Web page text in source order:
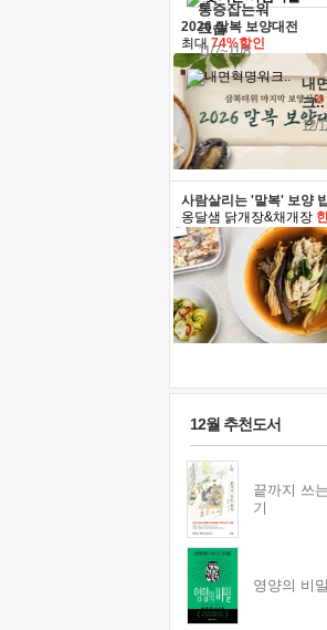
통증잡는워
크숍
11/7~11/8
내
크..
12/
2026 말복 보양대전
최대74%할인
사람살리는 '말복' 보양
옹달샘 닭개장&채개장
12월 추천도서
끝까지 쓰
기
영양의 비밀